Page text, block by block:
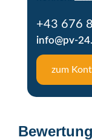
+43 676
info@pv-
zum